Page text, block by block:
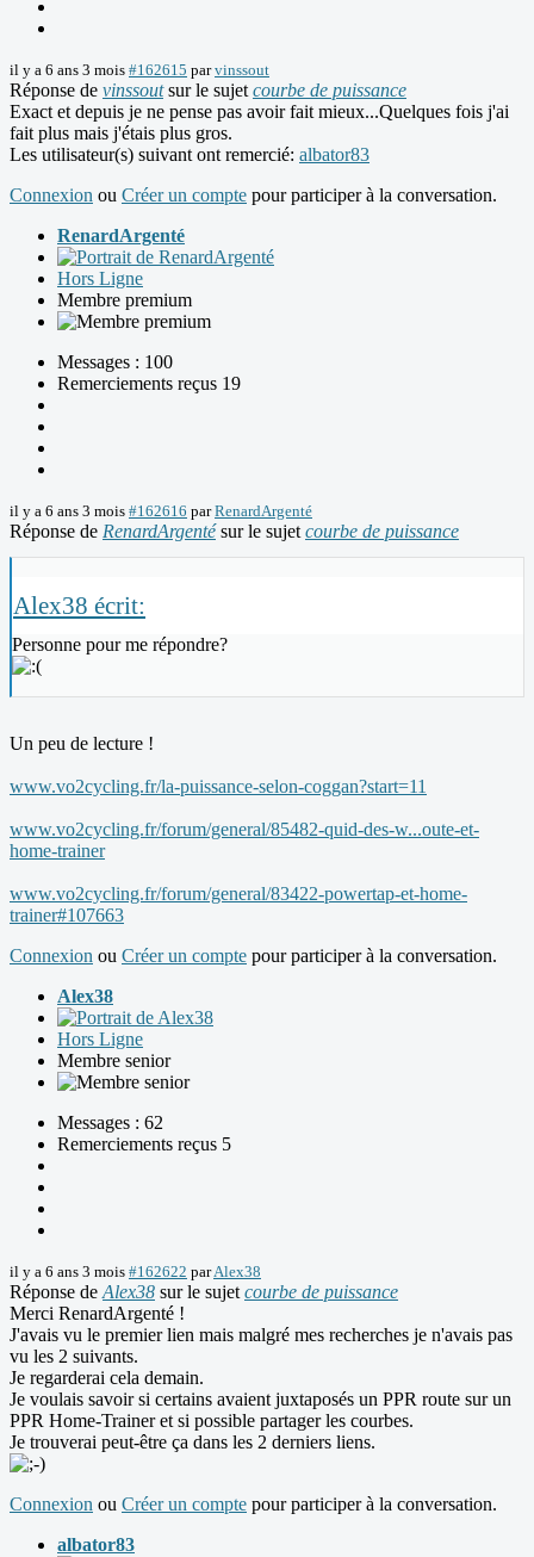
il y a 6 ans 3 mois #162615 parvinssout
Réponse de vinssoutsur le sujet courbe de puissance
Exact et depuis je ne pense pas avoir fait mieux...Quelques fois j'ai
fait plus mais j'étais plus gros.
Les utilisateur(s) suivant ont remercié: albator83
Connexion ou Créer un compte pour participer à la conversation.
RenardArgenté
Hors Ligne
Membre premium
Messages : 100
Remerciements reçus 19
il y a 6 ans 3 mois #162616 parRenardArgenté
Réponse de RenardArgentésur le sujet courbe de puissance
Alex38 écrit:
Personne pour me répondre?
Un peu de lecture !
www.vo2cycling.fr/la-puissance-selon-coggan?start=11
www.vo2cycling.fr/forum/general/85482-quid-des-w...oute-et-
home-trainer
www.vo2cycling.fr/forum/general/83422-powertap-et-home-
trainer#107663
Connexion ou Créer un compte pour participer à la conversation.
Alex38
Hors Ligne
Membre senior
Messages : 62
Remerciements reçus 5
il y a 6 ans 3 mois #162622 parAlex38
Réponse de Alex38 sur le sujet courbe de puissance
Merci RenardArgenté !
J'avais vu le premier lien mais malgré mes recherches je n'avais pas
vu les 2 suivants.
Je regarderai cela demain.
Je voulais savoir si certains avaient juxtaposés un PPR route sur un
PPR Home-Trainer et si possible partager les courbes.
Je trouverai peut-être ça dans les 2 derniers liens.
Connexion ou Créer un compte pour participer à la conversation.
albator83